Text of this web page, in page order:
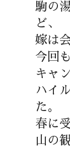
駒の
ど、
嫁は
今回
キャ
ハイ
た。
春に
山の